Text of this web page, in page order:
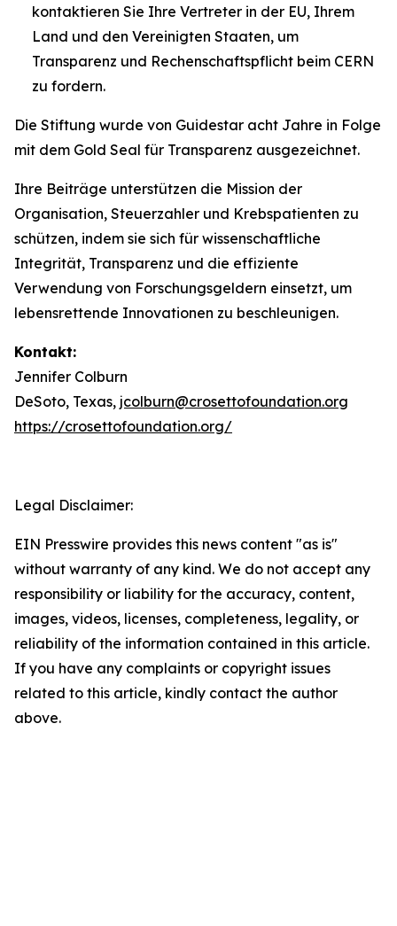
kontaktieren Sie Ihre Vertreter in der EU, Ihrem
Land und den Vereinigten Staaten, um
Transparenz und Rechenschaftspflicht beim CERN
zu fordern.
Die Stiftung wurde von Guidestar acht Jahre in Folge
mit dem Gold Seal für Transparenz ausgezeichnet.
Ihre Beiträge unterstützen die Mission der
Organisation, Steuerzahler und Krebspatienten zu
schützen, indem sie sich für wissenschaftliche
Integrität, Transparenz und die effiziente
Verwendung von Forschungsgeldern einsetzt, um
lebensrettende Innovationen zu beschleunigen.
Kontakt:
Jennifer Colburn
DeSoto, Texas, jcolburn@crosettofoundation.org
https://crosettofoundation.org/
Legal Disclaimer:
EIN Presswire provides this news content "as is"
without warranty of any kind. We do not accept any
responsibility or liability for the accuracy, content,
images, videos, licenses, completeness, legality, or
reliability of the information contained in this article.
If you have any complaints or copyright issues
related to this article, kindly contact the author
above.